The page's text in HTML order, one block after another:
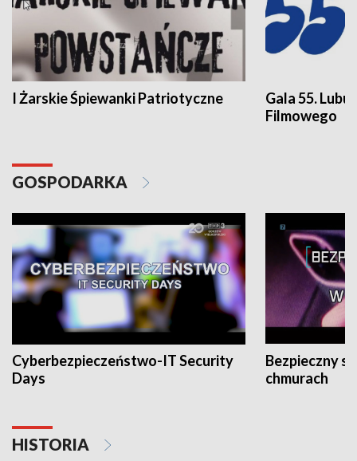
I Żarskie Śpiewanki Patriotyczne
Gala 55.
Filmowego
GOSPODARKA
Cyberbezpieczeństwo-IT Security
Days
Bezpieczny
chmurach
HISTORIA